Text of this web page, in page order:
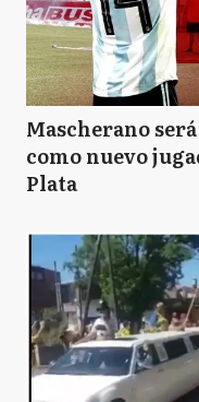
Mascherano
como nuevo
Plata